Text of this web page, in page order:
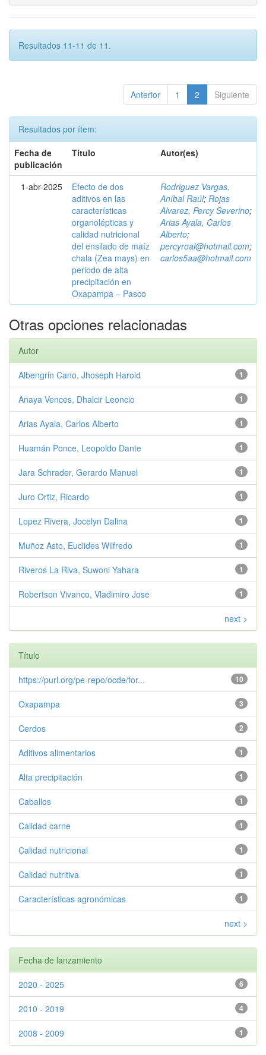
Resultados 11-11 de 11.
Anterior 1 2 Siguiente
Resultados por ítem:
Fecha de
publicación
Título Autor(es)
1-abr-2025
Efecto de dos
aditivos en las
características
organolépticas y
calidad nutricional
del ensilado de maíz
chala (Zea mays) en
periodo de alta
precipitación en
Oxapampa – Pasco
Rodriguez Vargas,
Aníbal Raúl; Rojas
Alvarez, Percy Severino;
Arias Ayala, Carlos
Alberto;
percyroal@hotmail.com;
carlos5aa@hotmail.com
Otras opciones relacionadas
Autor
1
Albengrin Cano, Jhoseph Harold
1
Anaya Vences, Dhalcir Leoncio
1
Arias Ayala, Carlos Alberto
1
Huamán Ponce, Leopoldo Dante
1
Jara Schrader, Gerardo Manuel
1
Juro Ortiz, Ricardo
1
Lopez Rivera, Jocelyn Dalina
1
Muñoz Asto, Euclides Wilfredo
1
Riveros La Riva, Suwoni Yahara
1
Robertson Vivanco, Vladimiro Jose
next >
Título
10
https://purl.org/pe-repo/ocde/for...
3
Oxapampa
2
Cerdos
1
Aditivos alimentarios
1
Alta precipitación
1
Caballos
1
Calidad carne
1
Calidad nutricional
1
Calidad nutritiva
1
Características agronómicas
next >
Fecha de lanzamiento
6
2020 - 2025
4
2010 - 2019
1
2008 - 2009